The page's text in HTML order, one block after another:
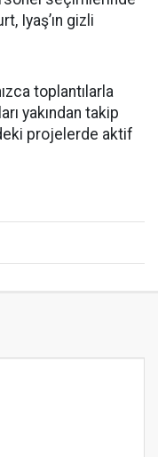
Iyaş’ın gizli
toplantılarla
yakından takip
projelerde aktif